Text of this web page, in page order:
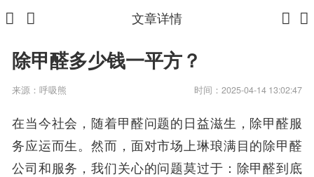
文章详情
除甲醛多少钱一平方？
来源：呼吸熊 时间：2025-04-14 13:02:47
在当今社会，随着甲醛问题的日益滋生，除甲醛服
务应运而生。然而，面对市场上琳琅满目的除甲醛
公司和服务，我们关心的问题莫过于：除甲醛到底